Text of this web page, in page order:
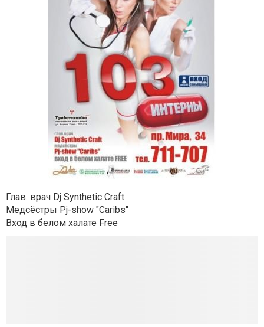
Глав. врач Dj Synthetic Craft
Медсёстры Pj-show "Caribs"
Вход в белом халате Free